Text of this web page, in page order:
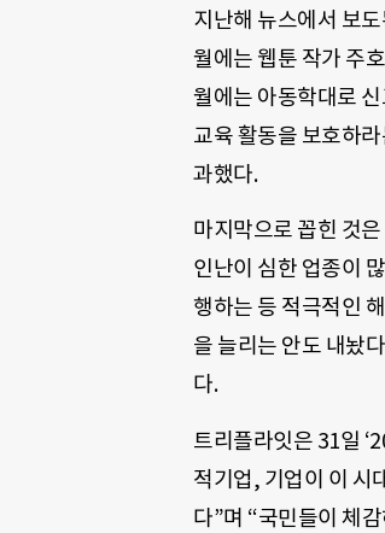
지난해 뉴스에서 보
월에는 웹툰 작가 주
월에는 아동학대로
교육 활동을 보호하
과했다.
마지막으로 꼽힌 것
인난이 심한 업종이
행하는 등 적극적인
을 늘리는 안도 내놨
다.
트리플라잇은 31일
적기업, 기업이 이 시
다”며 “국민들이 체